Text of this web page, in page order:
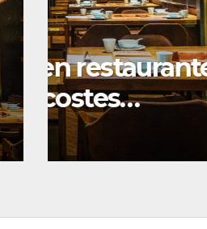
CONSEJOS PARA VISITANTES
qué debes
MAYO 11, 2026